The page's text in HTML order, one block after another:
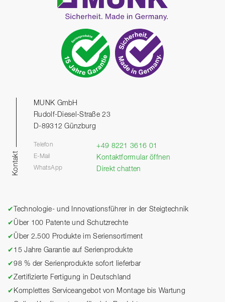
Kontakt
MUNK GmbH
Rudolf-Diesel-Straße 23
D-89312 Günzburg
Telefon +49 8221 3616 01
E-Mail Kontaktformular öffnen
WhatsApp Direkt chatten
✔
Technologie- und Innovationsführer in der Steigtechnik
✔ Über 100 Patente und Schutzrechte
✔ Über 2.500 Produkte im Seriensortiment
✔ 15 Jahre Garantie auf Serienprodukte
✔98 % der Serienprodukte sofort lieferbar
✔Zertifizierte Fertigung in Deutschland
✔ Komplettes Serviceangebot von Montage bis Wartung